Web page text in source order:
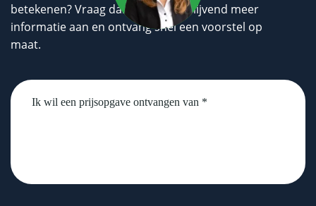
betekenen? Vraag dan geheel vrijblijvend meer
informatie aan en ontvang snel een voorstel op
maat.
Untitled